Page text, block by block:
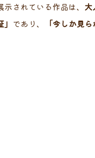
示されている作品は、 大
であり、 「今しか見